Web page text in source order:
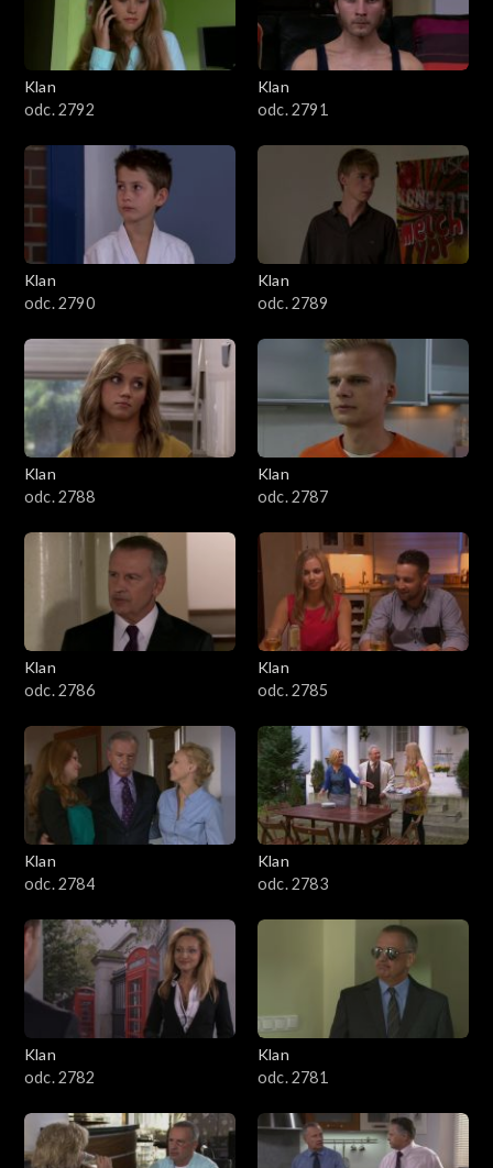
3101–3200
3001–3100
2901–3000
2801–2900
2701–2800
2501–2600
2401–2500
2301–2400
2201–2300
2101–2200
2001–2100
1901–2000
1801–1900
1701–1800
1601–1700
1501–1600
1401–1500
1301–1400
1201–1300
1101–1200
Klan
odc. 2792
Klan
odc. 2791
Klan
odc. 2790
Klan
odc. 2789
Klan
odc. 2788
Klan
odc. 2787
Klan
odc. 2786
Klan
odc. 2785
Klan
odc. 2784
Klan
odc. 2783
Klan
odc. 2782
Klan
odc. 2781